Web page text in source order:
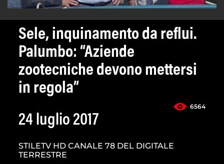
Sele, inquinamento da reflui.
Palumbo: “Aziende
zootecniche devono mettersi
in regola”
6564
24 luglio 2017
STILETV HD CANALE 78 DEL DIGITALE
TERRESTRE